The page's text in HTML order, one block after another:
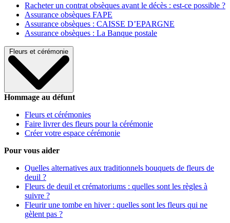
Racheter un contrat obsèques avant le décès : est-ce possible ?
Assurance obsèques FAPE
Assurance obsèques : CAISSE D’EPARGNE
Assurance obsèques : La Banque postale
Fleurs et cérémonie
Hommage au défunt
Fleurs et cérémonies
Faire livrer des fleurs pour la cérémonie
Créer votre espace cérémonie
Pour vous aider
Quelles alternatives aux traditionnels bouquets de fleurs de
deuil ?
Fleurs de deuil et crématoriums : quelles sont les règles à
suivre ?
Fleurir une tombe en hiver : quelles sont les fleurs qui ne
gèlent pas ?